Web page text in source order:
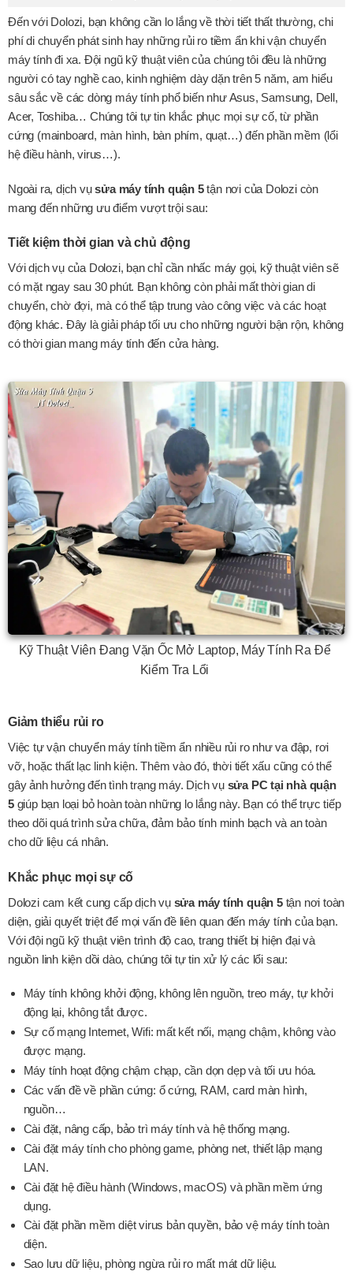
Đến với Dolozi, bạn không cần lo lắng về thời tiết thất thường, chi
phí di chuyển phát sinh hay những rủi ro tiềm ẩn khi vận chuyển
máy tính đi xa. Đội ngũ kỹ thuật viên của chúng tôi đều là những
người có tay nghề cao, kinh nghiệm dày dặn trên 5 năm, am hiểu
sâu sắc về các dòng máy tính phổ biến như Asus, Samsung, Dell,
Acer, Toshiba… Chúng tôi tự tin khắc phục mọi sự cố, từ phần
cứng (mainboard, màn hình, bàn phím, quạt…) đến phần mềm (lổi
hệ điều hành, virus…).
Ngoài ra, dịch vụsửa máy tính quận 5tận nơi của Dolozi còn
mang đến những ưu điểm vượt trội sau:
Tiết kiệm thời gian và chủ động
Với dịch vụ của Dolozi, bạn chỉ cần nhấc máy gọi, kỹ thuật viên sẽ
có mặt ngay sau 30 phút. Bạn không còn phải mất thời gian di
chuyển, chờ đợi, mà có thể tập trung vào công việc và các hoạt
động khác. Đây là giải pháp tối ưu cho những người bận rộn, không
có thời gian mang máy tính đến cửa hàng.
Kỹ Thuật Viên Đang Vặn Ốc Mở Laptop, Máy Tính Ra Để
Kiểm Tra Lổi
Giảm thiểu rủi ro
Việc tự vận chuyển máy tính tiềm ẩn nhiều rủi ro như va đập, rơi
vỡ, hoặc thất lạc linh kiện. Thêm vào đó, thời tiết xấu cũng có thể
gây ảnh hưởng đến tình trạng máy. Dịch vụ sửa PC tại nhà quận
5giúp bạn loại bỏ hoàn toàn những lo lắng này. Bạn có thể trực tiếp
theo dõi quá trình sửa chữa, đảm bảo tính minh bạch và an toàn
cho dữ liệu cá nhân.
Khắc phục mọi sự cố
Dolozi cam kết cung cấp dịch vụ sửa máy tính quận 5tận nơi toàn
diện, giải quyết triệt để mọi vấn đề liên quan đến máy tính của bạn.
Với đội ngũ kỹ thuật viên trình độ cao, trang thiết bị hiện đại và
nguồn linh kiện dồi dào, chúng tôi tự tin xử lý các lổi sau:
Máy tính không khởi động, không lên nguồn, treo máy, tự khởi
động lại, không tắt được.
Sự cố mạng Internet, Wifi: mất kết nối, mạng chậm, không vào
được mạng.
Máy tính hoạt động chậm chạp, cần dọn dẹp và tối ưu hóa.
Các vấn đề về phần cứng: ổ cứng, RAM, card màn hình,
nguồn…
Cài đặt, nâng cấp, bảo trì máy tính và hệ thống mạng.
Cài đặt máy tính cho phòng game, phòng net, thiết lập mạng
LAN.
Cài đặt hệ điều hành (Windows, macOS) và phần mềm ứng
dụng.
Cài đặt phần mềm diệt virus bản quyền, bảo vệ máy tính toàn
diện.
Sao lưu dữ liệu, phòng ngừa rủi ro mất mát dữ liệu.